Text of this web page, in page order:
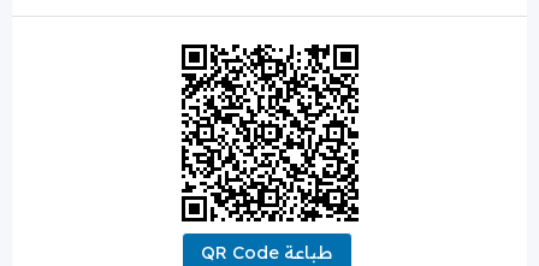
طباعة QR Code